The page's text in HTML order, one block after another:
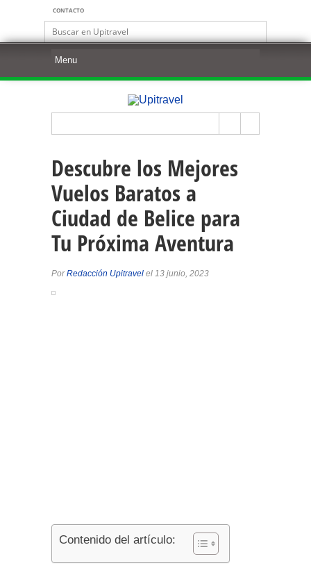
CONTACTO
Descubre los Mejores
Vuelos Baratos a
Ciudad de Belice para
Tu Próxima Aventura
PorRedacción Upitravel el 13 junio, 2023
Contenido del artículo: